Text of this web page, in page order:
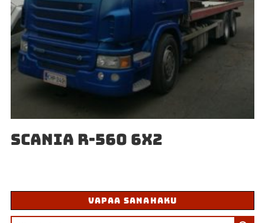
SCANIA R-560 6X2
VAPAA SANAHAKU